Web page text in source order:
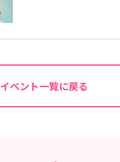
イベント一覧に戻る